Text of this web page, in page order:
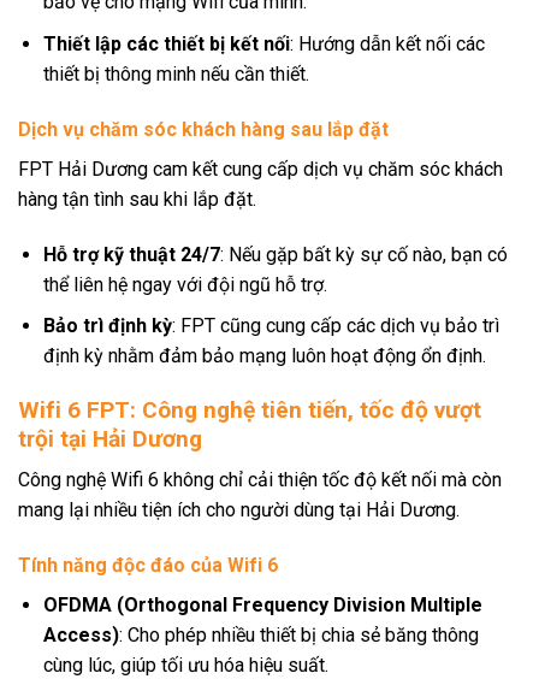
Thiết lập các thiết bị kết nối: Hướng dẫn kết nối các
thiết bị thông minh nếu cần thiết.
Dịch vụ chăm sóc khách hàng sau lắp đặt
FPT Hải Dương cam kết cung cấp dịch vụ chăm sóc khách
hàng tận tình sau khi lắp đặt.
Hỗ trợ kỹ thuật 24/7: Nếu gặp bất kỳ sự cố nào, bạn có
thể liên hệ ngay với đội ngũ hỗ trợ.
Bảo trì định kỳ: FPT cũng cung cấp các dịch vụ bảo trì
định kỳ nhằm đảm bảo mạng luôn hoạt động ổn định.
Wifi 6 FPT: Công nghệ tiên tiến, tốc độ vượt
trội tại Hải Dương
Công nghệ Wifi 6 không chỉ cải thiện tốc độ kết nối mà còn
mang lại nhiều tiện ích cho người dùng tại Hải Dương.
Tính năng độc đáo của Wifi 6
OFDMA (Orthogonal Frequency Division Multiple
Access): Cho phép nhiều thiết bị chia sẻ băng thông
cùng lúc, giúp tối ưu hóa hiệu suất.